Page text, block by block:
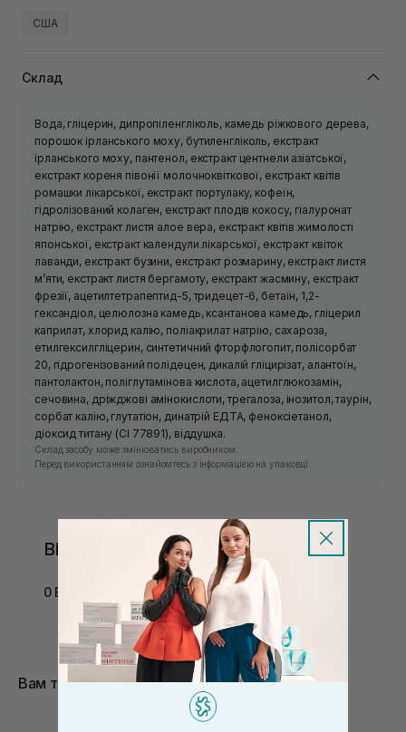
США
Склад
Вода, гліцерин, дипропіленгліколь, камедь ріжкового дерева,
порошок ірланського моху, бутиленгліколь, екстракт
ірланського моху, пантенол, екстракт центнели азіатської,
екстракт кореня півонії молочноквіткової, екстракт квітів
ромашки лікарської, екстракт портулаку, кофеїн,
гідролізований колаген, екстракт плодів кокосу, гіалуронат
натрію, екстракт листя алое вера, екстракт квітів жимолості
японської, екстракт календули лікарської, екстракт квіток
лаванди, екстракт бузини, екстракт розмарину, екстракт листя
м’яти, екстракт листя бергамоту, екстракт жасмину, екстракт
фрезії, ацетилтетрапептид-5, тридецет-6, бетаїн, 1,2-
гександіол, целюлозна камедь, ксантанова камедь, гліцерил
каприлат, хлорид калію, поліакрилат натрію, сахароза,
етилгексилгліцерин, синтетичний фторфлогопит, полісорбат
20, гідрогенізований полідецен, дикалій гліцирізат, алантоїн,
пантолактон, поліглутамінова кислота, ацетилглюкозамін,
сечовина, дріжджові амінокислоти, трегалоза, інозитол, таурін,
сорбат калію, глутатіон, динатрій ЕДТА, феноксіетанол,
діоксид титану (CI 77891), віддушка.
Склад засобу може змінюватись виробником.
Перед використанням ознайомтесь з інформацією на упаковці.
Відгуки
0 Відгуків
Вам також сподобається